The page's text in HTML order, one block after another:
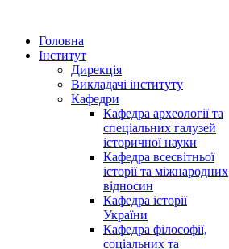
Головна
Інститут
Дирекція
Викладачі інституту
Кафедри
Кафедра археології та
спеціальних галузей
історичної науки
Кафедра всесвітньої
історії та міжнародних
відносин
Кафедра історії
України
Кафедра філософії,
соціальних та